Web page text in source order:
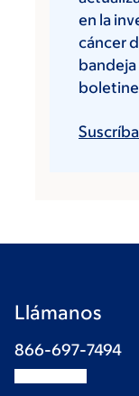
en la
cáncer
Llámanos
866-697-7494